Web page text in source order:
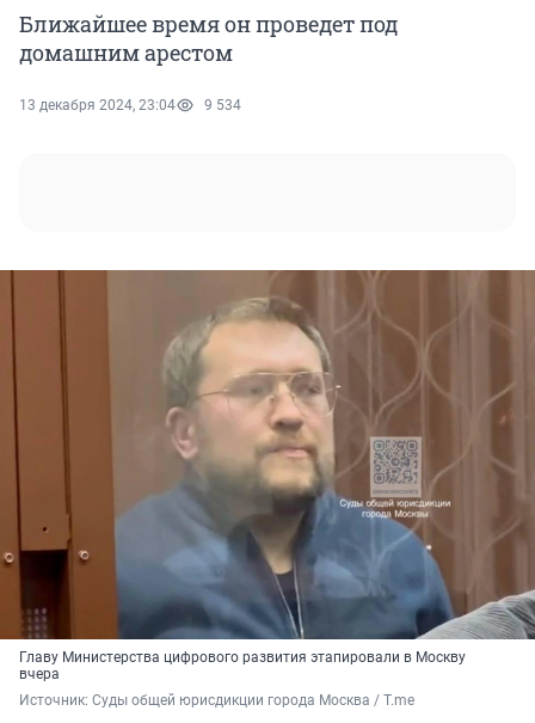
Ближайшее время он проведет под
домашним арестом
13 декабря 2024, 23:04 9 534
Главу Министерства цифрового развития этапировали в Москву
вчера
Источник: Суды общей юрисдикции города Москва / T.me